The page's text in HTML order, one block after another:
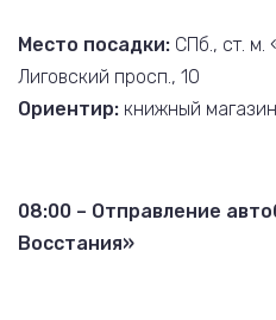
Место посадки: СПб., ст. м.
Лиговский просп., 10
Ориентир: книжный
08:00 – Отправление
Восстания»